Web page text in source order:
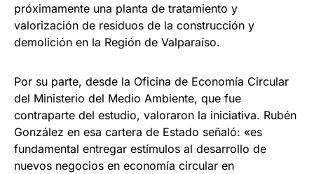
próximamente una planta de tratamiento y
valorización de residuos de la construcción y
demolición en la Región de Valparaíso.
Por su parte, desde la Oficina de Economía Circular
del Ministerio del Medio Ambiente, que fue
contraparte del estudio, valoraron la iniciativa. Rubén
González en esa cartera de Estado señaló: «es
fundamental entregar estímulos al desarrollo de
nuevos negocios en economía circular en